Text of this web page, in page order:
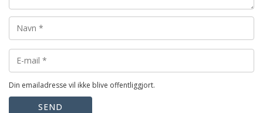
Din emailadresse vil ikke blive offentliggjort.
SEND